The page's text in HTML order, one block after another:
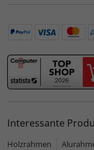
Interessante
Holzrahmen